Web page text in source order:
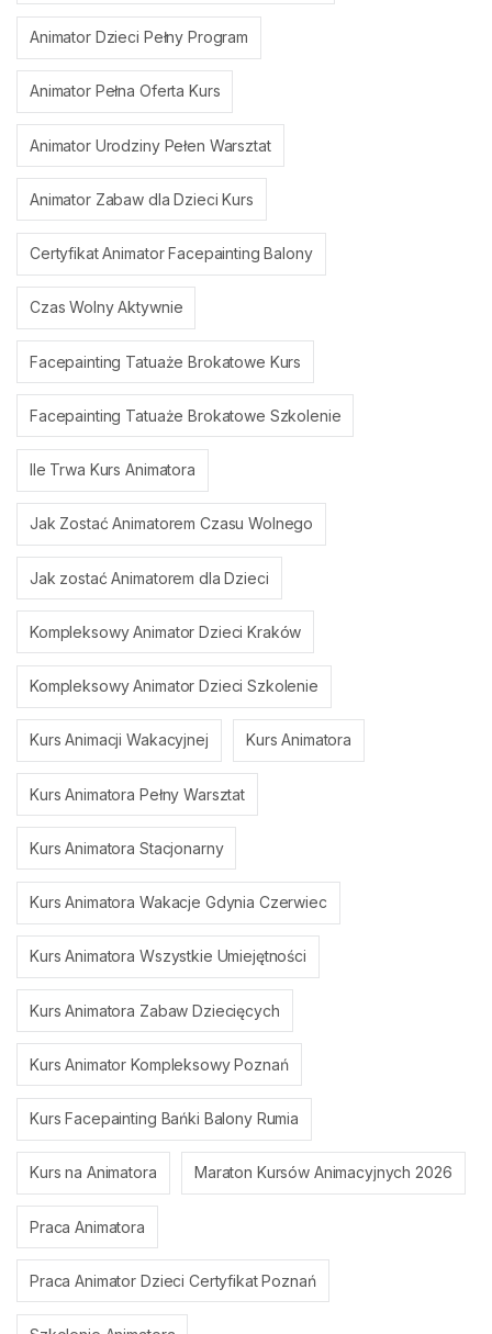
Animator Dzieci Pełny Program
Animator Pełna Oferta Kurs
Animator Urodziny Pełen Warsztat
Animator Zabaw dla Dzieci Kurs
Certyfikat Animator Facepainting Balony
Czas Wolny Aktywnie
Facepainting Tatuaże Brokatowe Kurs
Facepainting Tatuaże Brokatowe Szkolenie
Ile Trwa Kurs Animatora
Jak Zostać Animatorem Czasu Wolnego
Jak zostać Animatorem dla Dzieci
Kompleksowy Animator Dzieci Kraków
Kompleksowy Animator Dzieci Szkolenie
Kurs Animacji Wakacyjnej Kurs Animatora
Kurs Animatora Pełny Warsztat
Kurs Animatora Stacjonarny
Kurs Animatora Wakacje Gdynia Czerwiec
Kurs Animatora Wszystkie Umiejętności
Kurs Animatora Zabaw Dziecięcych
Kurs Animator Kompleksowy Poznań
Kurs Facepainting Bańki Balony Rumia
Kurs na Animatora Maraton Kursów Animacyjnych 2026
Praca Animatora
Praca Animator Dzieci Certyfikat Poznań